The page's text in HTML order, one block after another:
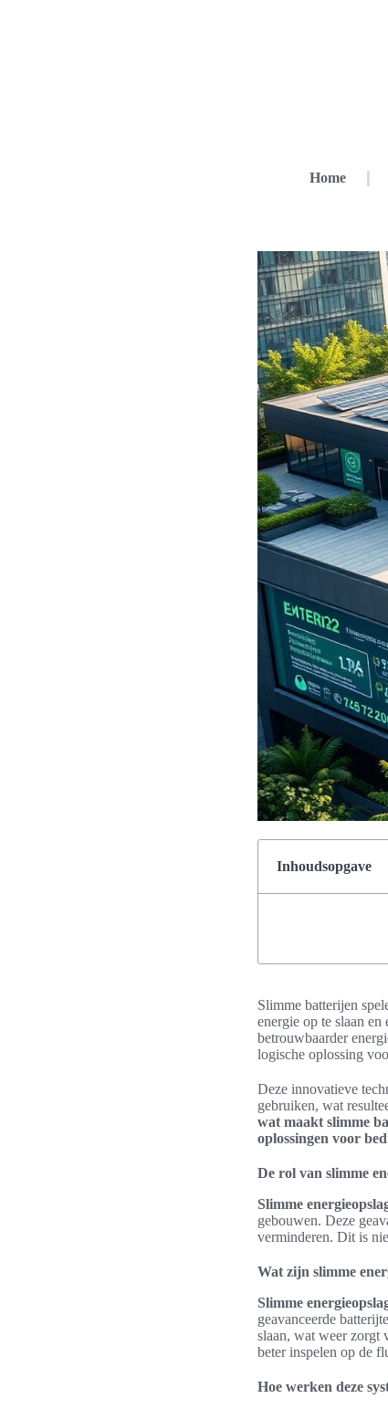
Home
Inhoudsopgave
Slimme batterijen
energie op te slaan
betrouwbaarder
logische oplossing
Deze innovatieve
gebruiken, wat
wat maakt slimme
oplossingen voor
De rol van slimme
Slimme
gebouwen. Deze
verminderen. Dit is
Wat zijn slimme
Slimme
geavanceerde
slaan, wat weer zorgt
beter inspelen op de
Hoe werken deze